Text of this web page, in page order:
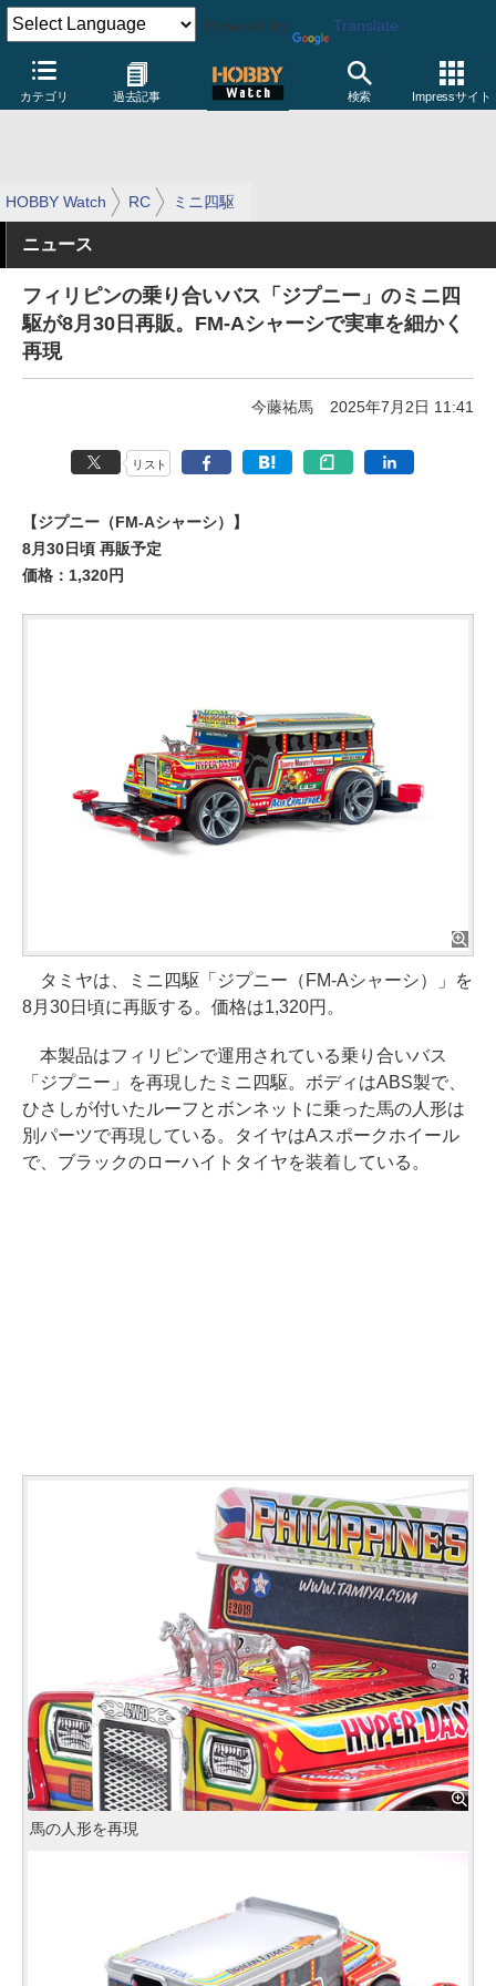
Powered by Translate
カテゴリ 過去記事 検索 Impressサイト
HOBBY Watch RC ミニ四駆
ニュース
フィリピンの乗り合いバス「ジプニー」のミニ四
駆が8月30日再販。FM-Aシャーシで実車を細かく
再現
今藤祐馬 2025年7月2日 11:41
リスト
【ジプニー（FM-Aシャーシ）】
8月30日頃 再販予定
価格：1,320円
タミヤは、ミニ四駆「ジプニー（FM-Aシャーシ）」を
8月30日頃に再販する。価格は1,320円。
本製品はフィリピンで運用されている乗り合いバス
「ジプニー」を再現したミニ四駆。ボディはABS製で、
ひさしが付いたルーフとボンネットに乗った馬の人形は
別パーツで再現している。タイヤはAスポークホイール
で、ブラックのローハイトタイヤを装着している。
馬の人形を再現